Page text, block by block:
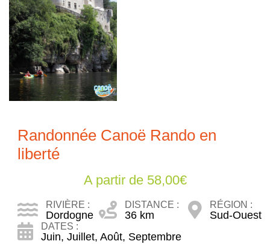
Randonnée Canoë Rando en
liberté
A partir de 58,00€
RIVIÈRE :
Dordogne
DISTANCE :
36 km
RÉGION :
Sud-Ouest
DATES :
Juin, Juillet, Août, Septembre